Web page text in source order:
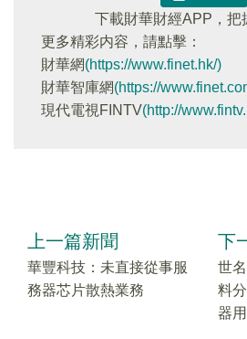
下載財華財經APP，把
更多精彩内容，請點擊：
財華網(https://www.finet.hk/)
財華智庫網(https://
現代電視FINTV(http://
上一篇新聞
華豐科技：未直接從事服
務器芯片散熱業務
下
世
料
器